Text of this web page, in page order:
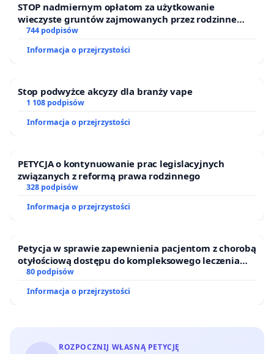
STOP nadmiernym opłatom za użytkowanie
wieczyste gruntów zajmowanych przez rodzinne
ogrody działkowe.
744 podpisów
Informacja o przejrzystości
Stop podwyżce akcyzy dla branży vape
1 108 podpisów
Informacja o przejrzystości
PETYCJA o kontynuowanie prac legislacyjnych
związanych z reformą prawa rodzinnego
328 podpisów
Informacja o przejrzystości
Petycja w sprawie zapewnienia pacjentom z chorobą
otyłościową dostępu do kompleksowego leczenia
oraz programów profilaktycznych.
80 podpisów
Informacja o przejrzystości
ROZPOCZNIJ WŁASNĄ PETYCJĘ